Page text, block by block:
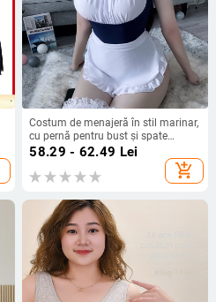
Costum de menajeră în stil marinar,
cu pernă pentru bust și spate
decupat, poliester
58.29 - 62.49 Lei
add_shopping_cart